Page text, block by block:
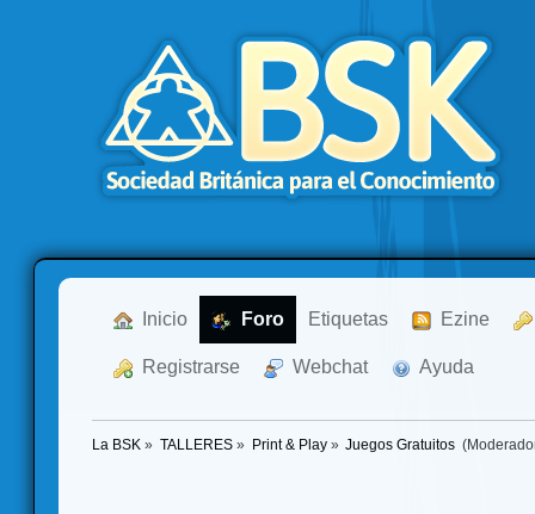
Inicio Foro Etiquetas Ezine
Registrarse Webchat Ayuda
La BSK » TALLERES» Print & Play» Juegos Gratuitos